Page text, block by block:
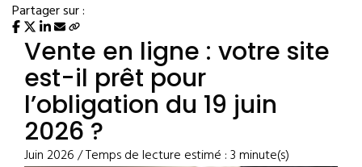
Partager sur :
Vente en ligne : votre site
est-il prêt pour
l’obligation du 19 juin
2026 ?
Juin 2026 / Temps de lecture estimé : 3 minute(s)